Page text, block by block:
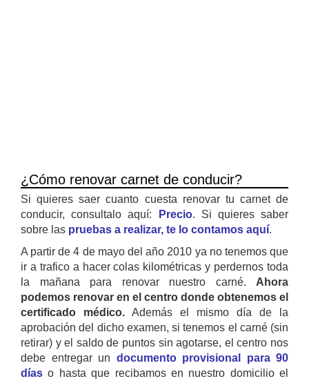
¿Cómo renovar carnet de conducir?
Si quieres saer cuanto cuesta renovar tu carnet de
conducir, consultalo aquí:
Precio. Si quieres saber
sobre las pruebas a realizar, te lo contamos aquí.
A partir de 4 de mayo del año 2010 ya no tenemos que
ir a trafico a hacer colas kilométricas y perdernos toda
la mañana para renovar nuestro carné. Ahora
podemos renovar en el centro donde obtenemos el
certificado médico. Además el mismo día de la
aprobación del dicho examen, si tenemos el carné (sin
retirar) y el saldo de puntos sin agotarse, el centro nos
debe entregar un documento provisional para 90
días o hasta que recibamos en nuestro domicilio el